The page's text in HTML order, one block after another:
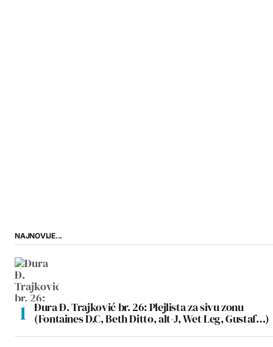
NAJNOVIJE...
Đura Đ. Trajković br. 26: Plejlista za sivu zonu
(Fontaines D.C, Beth Ditto, alt-J, Wet Leg, Gustaf…)